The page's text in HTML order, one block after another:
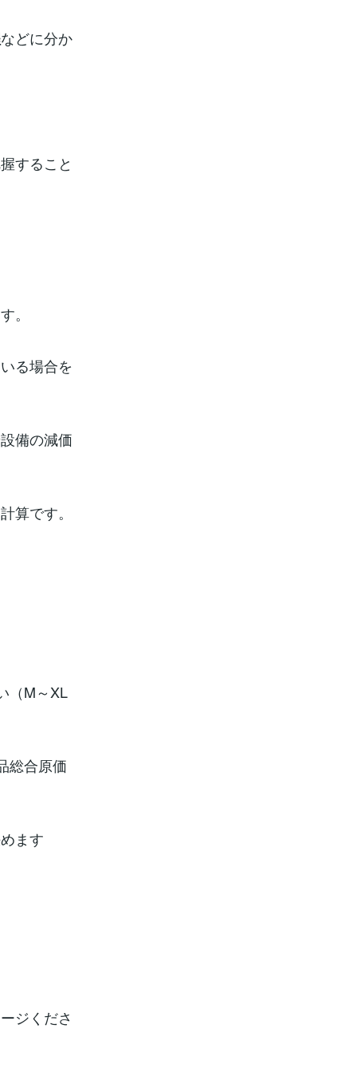
などに分か
すること
。
る場合を
備の減価
算です。
（M～XL
総合原価
ます
ジくださ